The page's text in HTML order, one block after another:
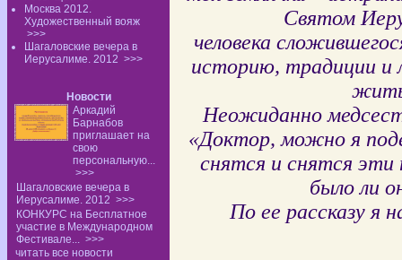
Москва 2012.
Художественный вояж
>>>
Шагаловские вечера в
Иерусалиме. 2012 >>>
Новости
Аркадий
Барнабов
приглашает на
свою
персональную...
>>>
Шагаловские вечера в
Иерусалиме. 2012 >>>
КОНКУРС на Бесплатное
участие в Международном
Фестивале... >>>
читать все новости
Святом
человека
историю, традиции и
Неожиданно
«Доктор, можно я
снятся и снятся
было ли
По ее рассказу я